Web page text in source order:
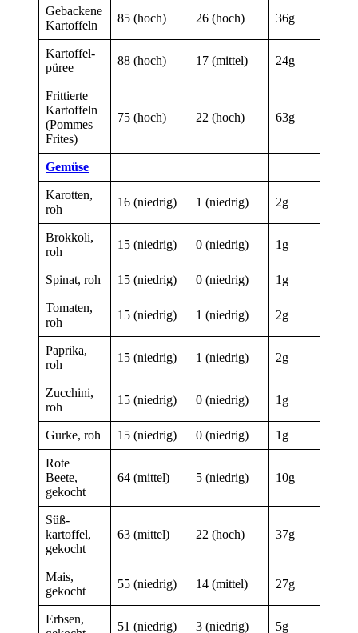
Gebackene
Kartof­feln
85 (hoch) 26 (hoch) 36g
Kartoffel­
püree
88 (hoch) 17 (mittel) 24g
Frittierte
Kartof­feln
(Pommes
Frites)
75 (hoch) 22 (hoch) 63g
Gemüse
Karotten,
roh
16 (niedrig) 1 (niedrig) 2g
Brokkoli,
roh
15 (niedrig) 0 (niedrig) 1g
Spinat, roh 15 (niedrig) 0 (niedrig) 1g
Tomaten,
roh
15 (niedrig) 1 (niedrig) 2g
Paprika,
roh
15 (niedrig) 1 (niedrig) 2g
Zucchini,
roh
15 (niedrig) 0 (niedrig) 1g
Gurke, roh 15 (niedrig) 0 (niedrig) 1g
Rote
Beete,
gekocht
64 (mittel) 5 (niedrig) 10g
Süß­
kartoffel,
gekocht
63 (mittel) 22 (hoch) 37g
Mais,
gekocht
55 (niedrig) 14 (mittel) 27g
Erbsen,
51 (niedrig) 3 (niedrig) 5g